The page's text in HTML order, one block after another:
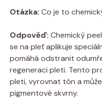
Otázka: Co je to​
Odpověď: Chemický⁤
se ‍na pleť aplikuje
pomáhá odstranit
regeneraci pleti. Tento‌
pleti, vyrovnat tón ⁤a
pigmentové skvrny.